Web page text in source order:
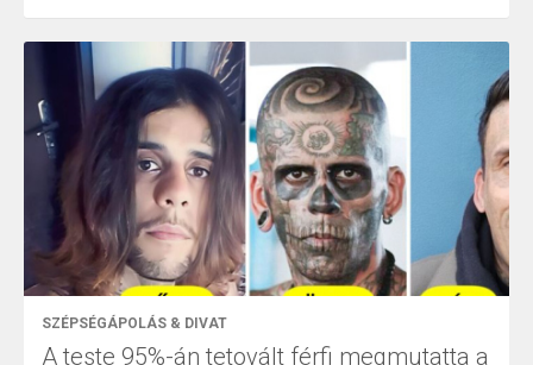
SZÉPSÉGÁPOLÁS & DIVAT
A teste 95%-án tetovált férfi megmutatta a